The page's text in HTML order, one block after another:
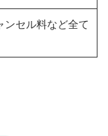
ンセル料など全て